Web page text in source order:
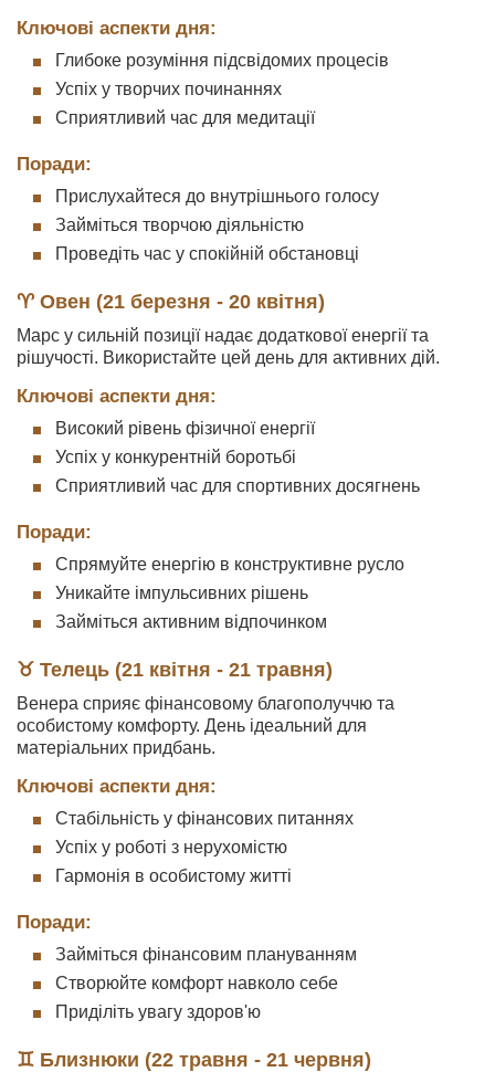
Ключові аспекти дня:
Глибоке розуміння підсвідомих процесів
Успіх у творчих починаннях
Сприятливий час для медитації
Поради:
Прислухайтеся до внутрішнього голосу
Займіться творчою діяльністю
Проведіть час у спокійній обстановці
♈ Овен (21 березня - 20 квітня)
Марс у сильній позиції надає додаткової енергії та
рішучості. Використайте цей день для активних дій.
Ключові аспекти дня:
Високий рівень фізичної енергії
Успіх у конкурентній боротьбі
Сприятливий час для спортивних досягнень
Поради:
Спрямуйте енергію в конструктивне русло
Уникайте імпульсивних рішень
Займіться активним відпочинком
♉ Телець (21 квітня - 21 травня)
Венера сприяє фінансовому благополуччю та
особистому комфорту. День ідеальний для
матеріальних придбань.
Ключові аспекти дня:
Стабільність у фінансових питаннях
Успіх у роботі з нерухомістю
Гармонія в особистому житті
Поради:
Займіться фінансовим плануванням
Створюйте комфорт навколо себе
Приділіть увагу здоров'ю
♊ Близнюки (22 травня - 21 червня)